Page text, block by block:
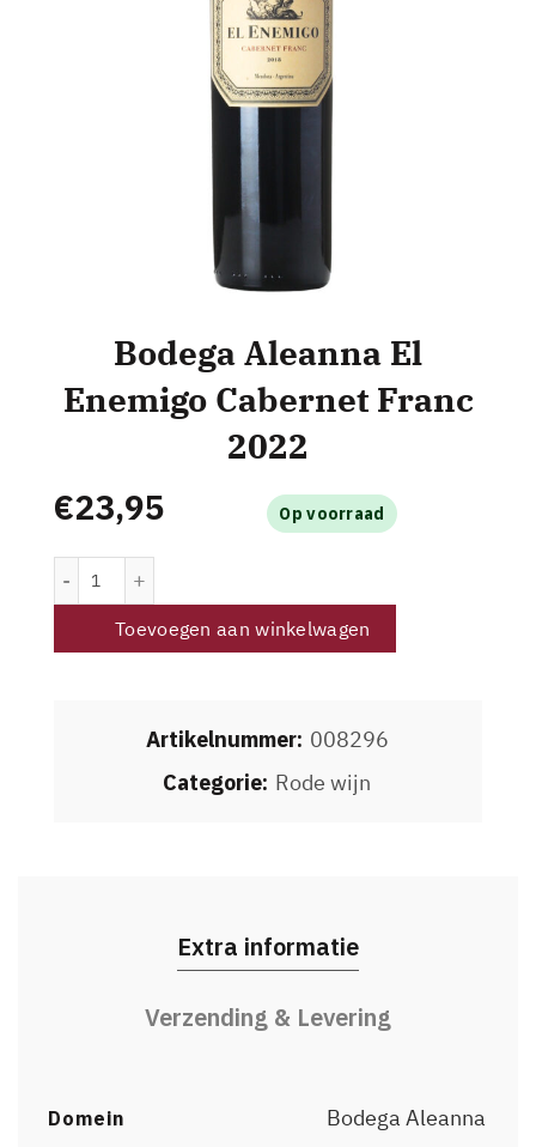
Bodega Aleanna El
Enemigo Cabernet Franc
2022
€23,95 Op voorraad
Toevoegen aan winkelwagen
Artikelnummer: 008296
Categorie: Rode wijn
Extra informatie
Verzending & Levering
Domein Bodega Aleanna